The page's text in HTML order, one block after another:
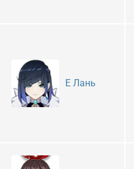
Е Лань